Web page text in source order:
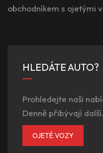
obchodníkem s ojetými
HLEDÁTE AUTO?
Prohledejte naši
Denně přibývají další.
OJETÉ VOZY